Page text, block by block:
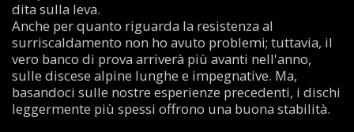
dita sulla leva.
Anche per quanto riguarda la resistenza al
surriscaldamento non ho avuto problemi; tuttavia, il
vero banco di prova arriverà più avanti nell'anno,
sulle discese alpine lunghe e impegnative. Ma,
basandoci sulle nostre esperienze precedenti, i dischi
leggermente più spessi offrono una buona stabilità.